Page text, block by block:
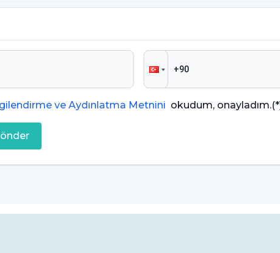
çiğneme,
tedavi, çene
ve uzun
ve Aydınlatma Metnini okudum, onayladım.